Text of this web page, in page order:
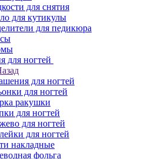
для снятия
для кутикулы
для педикюра
для ногтей
для ногтей
для ногтей
ракушки
для ногтей
для ногтей
для ногтей
накладные
фольга